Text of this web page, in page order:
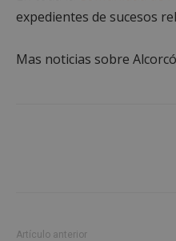
expedientes de sucesos
Mas noticias sobre
Artículo anterior
Cookies
Cookies
PHPSESSID